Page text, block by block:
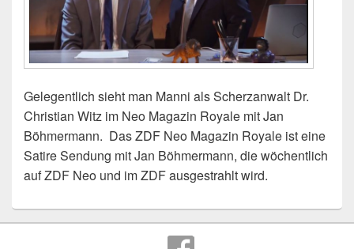
Gelegentlich sieht man Manni als Scherzanwalt Dr.
Christian Witz im Neo Magazin Royale mit Jan
Böhmermann. Das ZDF Neo Magazin Royale ist eine
Satire Sendung mit Jan Böhmermann, die wöchentlich
auf ZDF Neo und im ZDF ausgestrahlt wird.